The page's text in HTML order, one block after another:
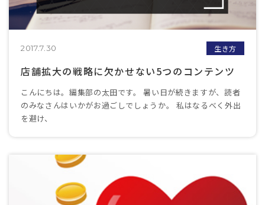
2017.7.30 生き方
店舗拡大の戦略に欠かせない5つのコンテンツ
こんにちは。編集部の太田です。 暑い日が続きますが、読者
のみなさんはいかがお過ごしでしょうか。 私はなるべく外出
を避け、